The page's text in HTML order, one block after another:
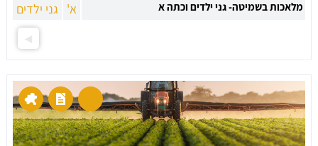
מלאכות בשמיטה- גני ילדים וכתה א א' גני ילדים